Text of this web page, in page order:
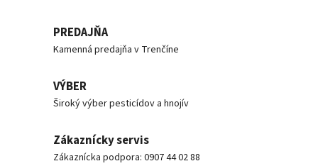
PREDAJŇA
Kamenná predajňa v Trenčíne
VÝBER
Široký výber pesticídov a hnojív
Zákaznícky servis
Zákaznícka podpora: 0907 44 02 88